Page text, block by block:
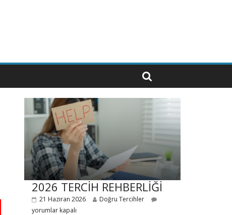
2026 TERCİH REHBERLİĞİ
21 Haziran 2026
Doğru Tercihler
yorumlar kapalı